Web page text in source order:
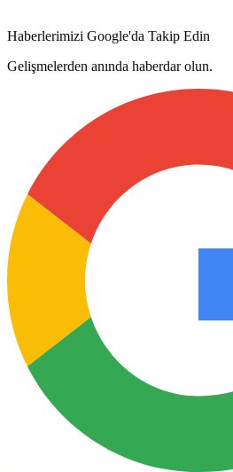
Haberlerimizi Google'da Takip Edin
Gelişmelerden anında haberdar olun.